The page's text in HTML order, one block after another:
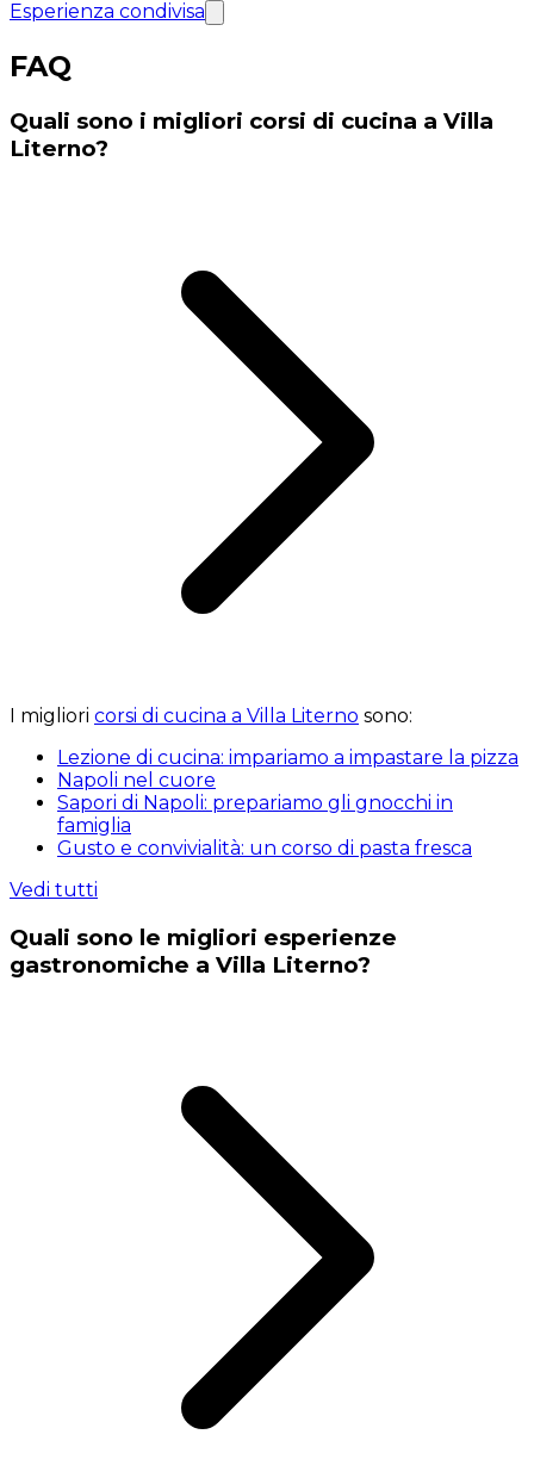
Esperienza condivisa
FAQ
Quali sono i migliori corsi di cucina a Villa
Literno?
I migliori corsi di cucina a Villa Literno sono:
Lezione di cucina: impariamo a impastare la pizza
Napoli nel cuore
Sapori di Napoli: prepariamo gli gnocchi in
famiglia
Gusto e convivialità: un corso di pasta fresca
Vedi tutti
Quali sono le migliori esperienze
gastronomiche a Villa Literno?